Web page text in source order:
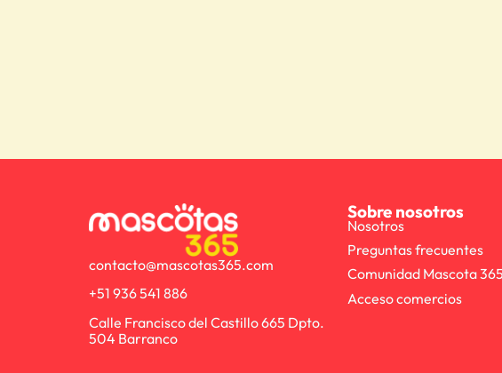
contacto@mascotas365.com
+51 936 541 886
Calle Francisco del Castillo 665 Dpto.
504 Barranco
Sobre nosotros
Nosotros
Preguntas frecuentes
Comunidad Mascota 365
Acceso comercios